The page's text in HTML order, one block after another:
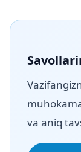
va aniq